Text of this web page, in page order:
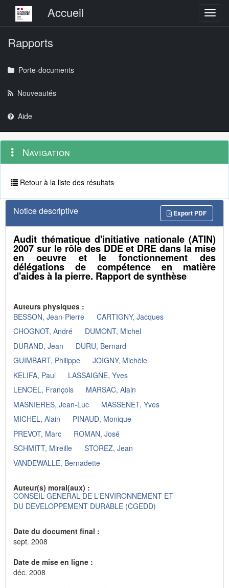
Menu principalAccueil
Rapports
Porte-documents
Nouveautés
Aide
Navigation
outils
Menu
contextuel
Navigation
Retour à la liste des résultats
Notice descriptive Export PDF
Audit thématique d'initiative nationale (ATIN)
2007 sur le rôle des DDE et DRE dans la mise
en oeuvre et le fonctionnement des
délégations de compétence en matière
d'aides à la pierre. Rapport de synthèse
Auteurs physiques :
BESSON, Jean-Pierre
CARTIGNY, Jacques
CHOGNOT, André
DUMONT, Michel
DURAND, Jean
DURU, Bernard
GUIMBART, Philippe
JOIGNY, Michèle
KELIFA, Paul
LASSAIGNE, Yves
LENOEL, François
MARSAC, Alain
MASNIERES, Jean-Luc
MASSENET, Yves
MICHEL, Alain
PINAUD, Monique
PREVOT, Marc
ROMAN, José
SCHMITT, Mireille
STOREZ, Jean
VANDEWALLE, Bernadette
Auteur(s) moral(aux) :
CONSEIL GENERAL DE L'ENVIRONNEMENT ET
DU DEVELOPPEMENT DURABLE (CGEDD)
Date du document final :
sept. 2008
Date de mise en ligne :
déc. 2008